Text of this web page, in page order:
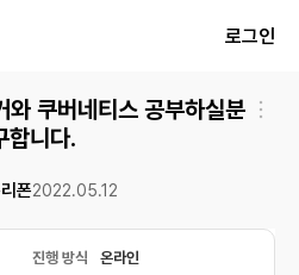
로그인
쿠버네티스 공부하실분
합니다.
폰2022.05.12
진행 방식 온라인